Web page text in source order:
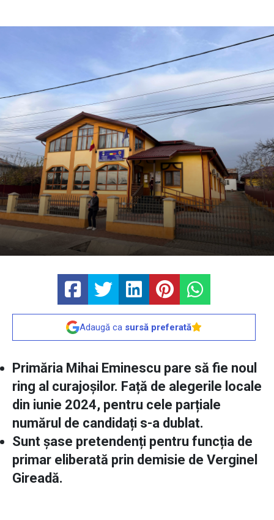
Adaugă ca sursă preferată
Primăria Mihai Eminescu pare să fie noul
ring al curajoșilor. Față de alegerile locale
din iunie 2024, pentru cele parțiale
numărul de candidați s-a dublat.
Sunt șase pretendenți pentru funcția de
primar eliberată prin demisie de Verginel
Gireadă.